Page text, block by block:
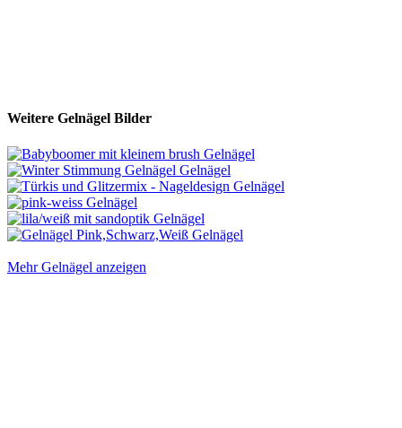
Weitere Gelnägel Bilder
Mehr Gelnägel anzeigen